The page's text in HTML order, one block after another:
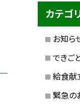
カテゴ
お知ら
できご
給食献
緊急の